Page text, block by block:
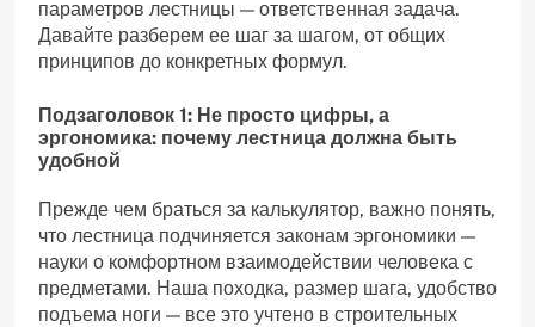
параметров лестницы — ответственная задача.
Давайте разберем ее шаг за шагом, от общих
принципов до конкретных формул.
Подзаголовок 1: Не просто цифры, а
эргономика: почему лестница должна быть
удобной
Прежде чем браться за калькулятор, важно понять,
что лестница подчиняется законам эргономики —
науки о комфортном взаимодействии человека с
предметами. Наша походка, размер шага, удобство
подъема ноги — все это учтено в строительных